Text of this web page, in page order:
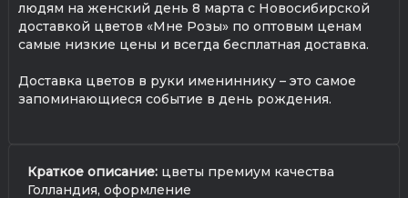
людям на женский день 8 марта с Новосибирской
доставкой цветов «Мне Розы» по оптовым ценам
самые низкие цены и всегда бесплатная доставка.
Доставка цветов в руки имениннику – это самое
запоминающиеся событие в день рождения.
Краткое описание: цветы премиум качества
Голландия, оформление